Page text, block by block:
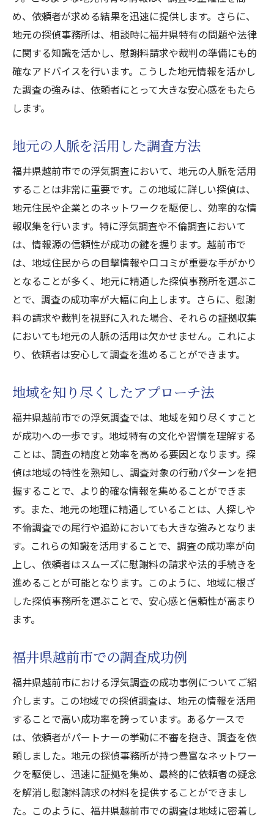
め、依頼者が求める結果を迅速に提供します。さらに、
地元の探偵事務所は、相談時に福井県特有の問題や法律
に関する知識を活かし、慰謝料請求や裁判の準備にも的
確なアドバイスを行います。こうした地元情報を活かし
た調査の強みは、依頼者にとって大きな安心感をもたら
します。
地元の人脈を活用した調査方法
福井県越前市での浮気調査において、地元の人脈を活用
することは非常に重要です。この地域に詳しい探偵は、
地元住民や企業とのネットワークを駆使し、効率的な情
報収集を行います。特に浮気調査や不倫調査において
は、情報源の信頼性が成功の鍵を握ります。越前市で
は、地域住民からの目撃情報や口コミが重要な手がかり
となることが多く、地元に精通した探偵事務所を選ぶこ
とで、調査の成功率が大幅に向上します。さらに、慰謝
料の請求や裁判を視野に入れた場合、それらの証拠収集
においても地元の人脈の活用は欠かせません。これによ
り、依頼者は安心して調査を進めることができます。
地域を知り尽くしたアプローチ法
福井県越前市での浮気調査では、地域を知り尽くすこと
が成功への一歩です。地域特有の文化や習慣を理解する
ことは、調査の精度と効率を高める要因となります。探
偵は地域の特性を熟知し、調査対象の行動パターンを把
握することで、より的確な情報を集めることができま
す。また、地元の地理に精通していることは、人探しや
不倫調査での尾行や追跡においても大きな強みとなりま
す。これらの知識を活用することで、調査の成功率が向
上し、依頼者はスムーズに慰謝料の請求や法的手続きを
進めることが可能となります。このように、地域に根ざ
した探偵事務所を選ぶことで、安心感と信頼性が高まり
ます。
福井県越前市での調査成功例
福井県越前市における浮気調査の成功事例についてご紹
介します。この地域での探偵調査は、地元の情報を活用
することで高い成功率を誇っています。あるケースで
は、依頼者がパートナーの挙動に不審を抱き、調査を依
頼しました。地元の探偵事務所が持つ豊富なネットワー
クを駆使し、迅速に証拠を集め、最終的に依頼者の疑念
を解消し慰謝料請求の材料を提供することができまし
た。このように、福井県越前市での調査は地域に密着し